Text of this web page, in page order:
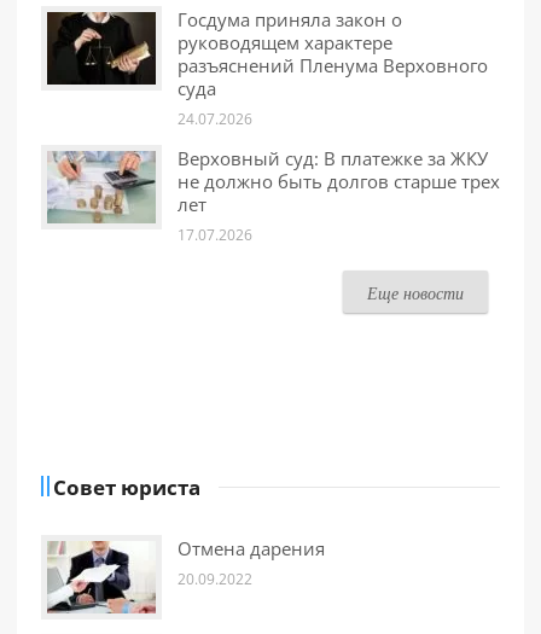
Госдума приняла закон о
руководящем характере
разъяснений Пленума Верховного
суда
24.07.2026
Верховный суд: В платежке за ЖКУ
не должно быть долгов старше трех
лет
17.07.2026
Еще новости
Совет юриста
Отмена дарения
20.09.2022